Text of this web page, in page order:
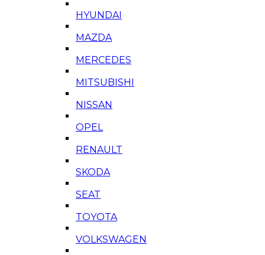
HYUNDAI
MAZDA
MERCEDES
MITSUBISHI
NISSAN
OPEL
RENAULT
SKODA
SEAT
TOYOTA
VOLKSWAGEN